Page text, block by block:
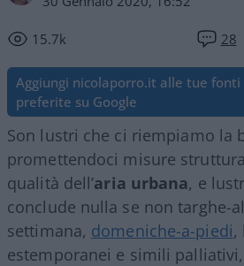
15.7k 28
Aggiungi nicolaporro.it alle tue fonti
preferite su Google
Son lustri che ci riempiamo la
promettendoci misure
qualità dell’aria urbana, e
conclude nulla se non targhe-
settimana, domeniche-a-piedi,
estemporanei e simili